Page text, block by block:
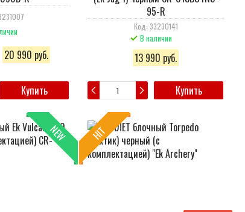
20 990 руб.
Купить
95-R
Код: 33230141
В наличии
13 990 руб.
Купить
NEW HIT